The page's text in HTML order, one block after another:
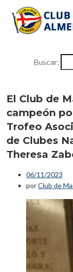
Buscar:
El Club de
campeón
Trofeo
de Clubes
Theresa
06/11/2023
porClub de